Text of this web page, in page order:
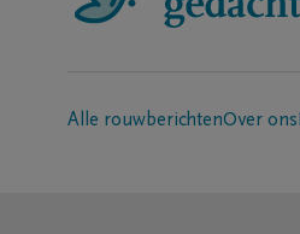
Alle rouwberichtenOver ons